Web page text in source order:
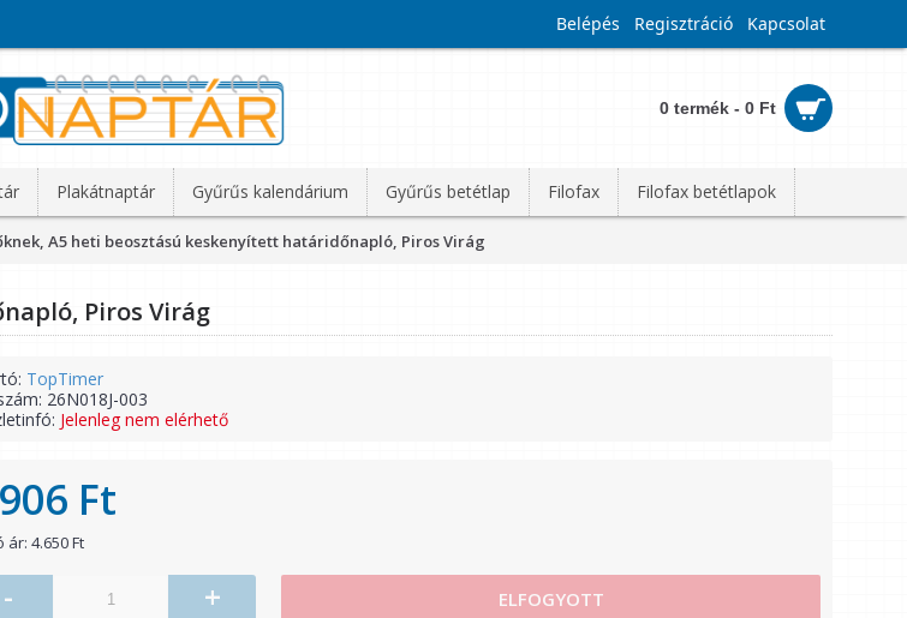
Belépés Regisztráció Kapcsolat
0 termék - 0 Ft
Plakátnaptár Gyűrűs kalendárium Gyűrűs betétlap Filofax Filofax betétlapok
A5 heti beosztású keskenyített határidőnapló, Piros Virág
Piros Virág
TopTimer
26N018J-003
Jelenleg nem elérhető
Ft
ár: 4.650 Ft
- + ELFOGYOTT